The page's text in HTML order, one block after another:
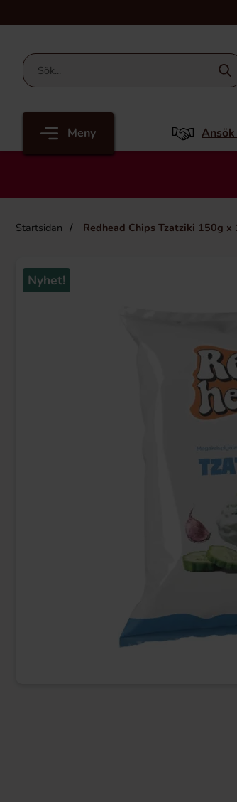
Meny
Startsidan Redhead Chips Tzatziki 150g x
Fripsy Crispy Sticks Sourcream & Onion
Nyhet!